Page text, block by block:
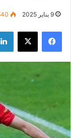
9 يناير 2025
فيسبوك ‫X